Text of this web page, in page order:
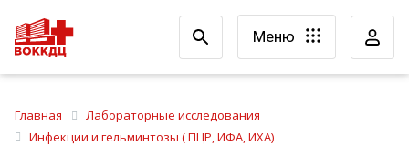
Меню
Главная
Лабораторные исследования
Инфекции и гельминтозы ( ПЦР, ИФА, ИХА)